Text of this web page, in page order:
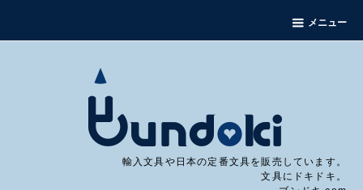
メニュー
輸入文具や日本の定番文具を販売しています。
文具にドキドキ。